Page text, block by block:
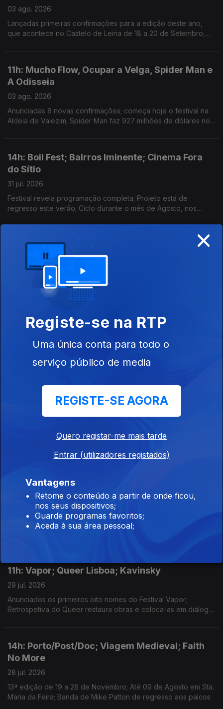
03 ago. 2026
Lançadas primeiras confirmações para a edição deste ano,
que acontece no Castelo de Leiria de 18 a 20 de Setembro;
11h: Mucho Flow, Ocupar a Velga, Spider Man e
A Odisseia
03 ago. 2026
Anunciadas 8 novas confirmações; começa hoje o festival na
Aldeia de Valezim; Spider Man faz 927 milhões de dólares no
14h: Boil Fest; Bairros Iminente; Cinema Fora
do Sítio
31 jul. 2026
Festival revela programação completa; Projeto está de
regresso este verão; Ciclo durante o mês de Agosto, nos
11h: Sons na Areia; Ana Frango Eléctrico; Cardi
31 jul. 2026
Festival acontece, hoje e amanhã, na Lourinhã; concerto, hoje,
no Morro Sonoro, em Vila Nova de Gaia; "Ah Ha" é a nova
14h: Agnès Varda; Sete Sóis, Sete Luas; The
Beatles
30 jul. 2026
11h: L'Agosto; OUT.FEST; Espama Trincana
programação completa; Açoriano lança "Bad Bitches ouvem
14h: Jared Leto; João César Monteiro; Robyn
29 jul. 2026
Documentário da BBC divulga acusações de conduta sexual
11h: Vapor; Queer Lisboa; Kavinsky
29 jul. 2026
Anunciados os primeiros oito nomes do Festival Vapor;
Retrospetiva do Queer restaura obras e coloca-as em diálogo;
14h: Porto/Post/Doc; Viagem Medieval; Faith
No More
28 jul. 2026
13ª edição de 19 a 28 de Novembro; Até 09 de Agosto em Sta.
Maria da Feira; Banda de Mike Patton de regresso aos palcos
×
Registe-se na RTP
Uma única conta para todo o
serviço público de media
REGISTE-SE AGORA
Quero registar-me mais tarde
Entrar (utilizadores registados)
Vantagens
Retome o conteúdo a partir de onde ficou,
nos seus dispositivos;
Guarde programas favoritos;
Aceda à sua área pessoal;